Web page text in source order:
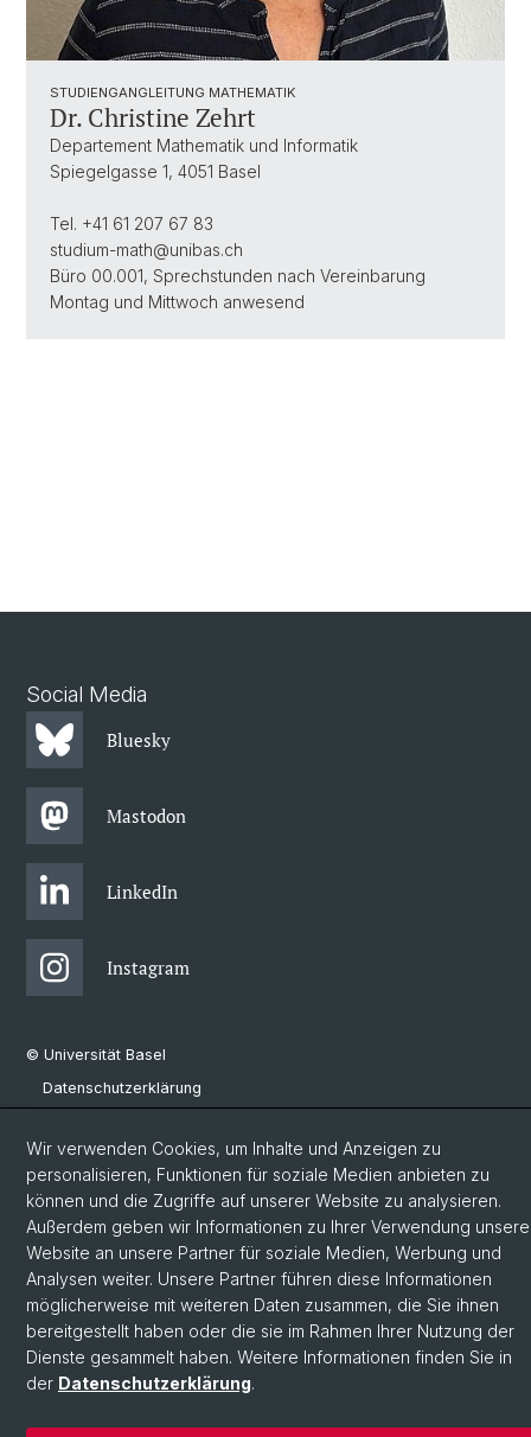
STUDIENGANGLEITUNG MATHEMATIK
Dr. Christine Zehrt
Departement Mathematik und Informatik
Spiegelgasse 1, 4051 Basel
Tel. +41 61 207 67 83
studium-math@unibas.ch
Büro 00.001, Sprechstunden nach Vereinbarung
Montag und Mittwoch anwesend
Social Media
Bluesky
Mastodon
LinkedIn
Instagram
© Universität Basel
Datenschutzerklärung
Impressum
Wir verwenden Cookies, um Inhalte und Anzeigen zu
personalisieren, Funktionen für soziale Medien anbieten zu
können und die Zugriffe auf unserer Website zu analysieren.
Außerdem geben wir Informationen zu Ihrer Verwendung
Website an unsere Partner für soziale Medien, Werbung und
Analysen weiter. Unsere Partner führen diese Informationen
möglicherweise mit weiteren Daten zusammen, die Sie ihnen
bereitgestellt haben oder die sie im Rahmen Ihrer Nutzung der
Dienste gesammelt haben. Weitere Informationen finden Sie in
der Datenschutzerklärung.